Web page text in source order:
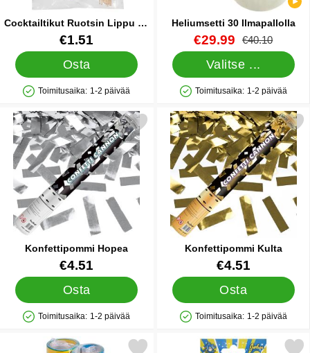
Cocktailtikut Ruotsin Lippu 24
kpl
Tuote.nro 91251
€1.51
Osta
Saatavuus: Varastossa
Toimitusaika: 1-2 päivää
Heliumsetti 30 Ilmapallolla
Tuote.nro 1386
uusi hinta
€29.99 vanha hinta
€40.10
Valitse ...
Saatavuus: Varastossa
Toimitusaika: 1-2 päivää
Konfettipommi Hopea
Tuote.nro 12631
€4.51
Osta
Saatavuus: Varastossa
Toimitusaika: 1-2 päivää
Merkitse konfettipommi Hopea suosikiksi
Konfettipommi Kulta
Tuote.nro 12632
€4.51
Osta
Saatavuus: Varastossa
Toimitusaika: 1-2 päivää
Merkitse
serpentiini 2-pakkaus Sininen/Keltainen suosikiksi
Merkitse cocktail-liput